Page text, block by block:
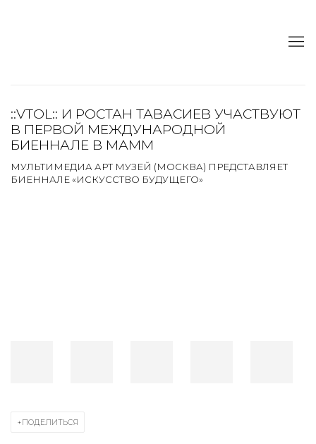
::VTOL:: И РОСТАН ТАВАСИЕВ УЧАСТВУЮТ
В ПЕРВОЙ МЕЖДУНАРОДНОЙ
БИЕННАЛЕ В МАММ
МУЛЬТИМЕДИА АРТ МУЗЕЙ (МОСКВА) ПРЕДСТАВЛЯЕТ
БИЕННАЛЕ «ИСКУССТВО БУДУЩЕГО»
ПОДЕЛИТЬСЯ